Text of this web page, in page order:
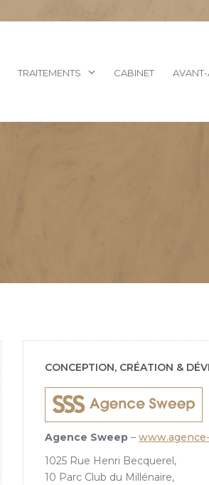
TRAITEMENTS CABINET
CONCEPTION, CRÉATION &
Agence Sweep –
1025 Rue Henri Becquerel,
10 Parc Club du Millénaire,